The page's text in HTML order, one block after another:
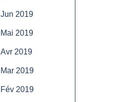
Jun 2019
Mai 2019
Avr 2019
Mar 2019
Fév 2019